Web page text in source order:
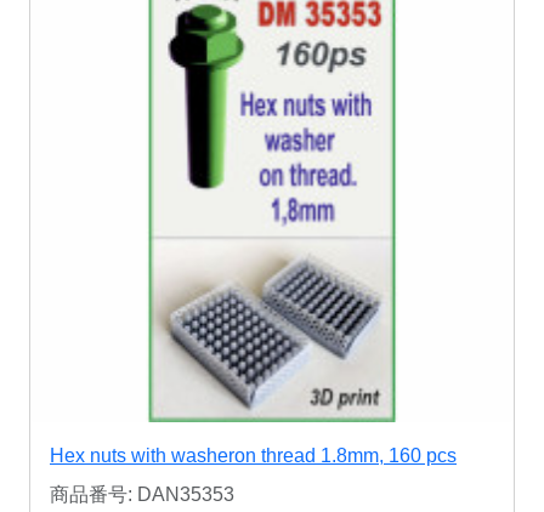
Hex nuts with washeron thread 1.8mm, 160 pcs
商品番号: DAN35353